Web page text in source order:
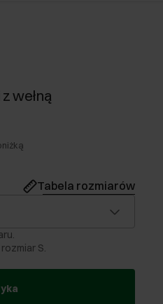
wełną
Tabela rozmiarów
S.